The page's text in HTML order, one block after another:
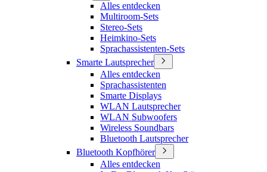
Alles entdecken
Multiroom-Sets
Stereo-Sets
Heimkino-Sets
Sprachassistenten-Sets
Smarte Lautsprecher
Alles entdecken
Sprachassistenten
Smarte Displays
WLAN Lautsprecher
WLAN Subwoofers
Wireless Soundbars
Bluetooth Lautsprecher
Bluetooth Kopfhörer
Alles entdecken